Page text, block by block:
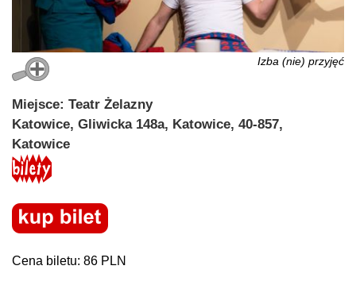
Izba (nie) przyjęć
Miejsce: Teatr Żelazny
Katowice, Gliwicka 148a, Katowice, 40-857,
Katowice
Cena biletu: 86 PLN